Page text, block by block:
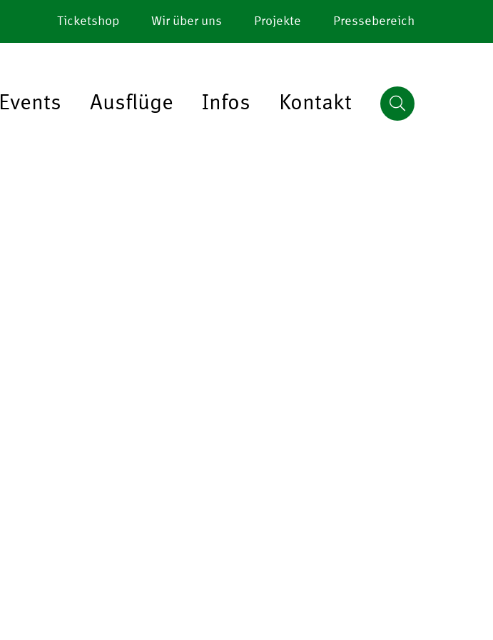
Ticketshop Wir über uns Projekte Pressebereich
Events Ausflüge Infos Kontakt